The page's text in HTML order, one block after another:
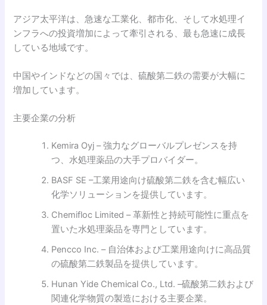
アジア太平洋は、急速な工業化、都市化、そして水処理イ
ンフラへの投資増加によって牽引される、最も急速に成長
している地域です。
中国やインドなどの国々では、硫酸第二鉄の需要が大幅に
増加しています。
主要企業の分析
Kemira Oyj – 強力なグローバルプレゼンスを持
つ、水処理薬品の大手プロバイダー。
BASF SE –工業用途向け硫酸第二鉄を含む幅広い
化学ソリューションを提供しています。
Chemifloc Limited – 革新性と持続可能性に重点を
置いた水処理薬品を専門としています。
Pencco Inc. – 自治体および工業用途向けに高品質
の硫酸第二鉄製品を提供しています。
Hunan Yide Chemical Co., Ltd. –硫酸第二鉄および
関連化学物質の製造における主要企業。